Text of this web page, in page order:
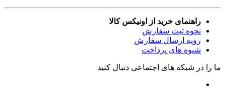
راهنمای خرید از اونیکس کالا
نحوه ثبت سفارش
رویه ارسال سفارش
شیوه های پرداخت
ما را در شبکه های اجتماعی دنبال کنید